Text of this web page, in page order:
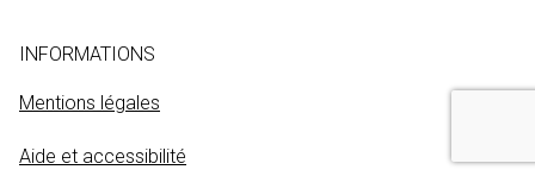
INFORMATIONS
Mentions légales
Aide et accessibilité